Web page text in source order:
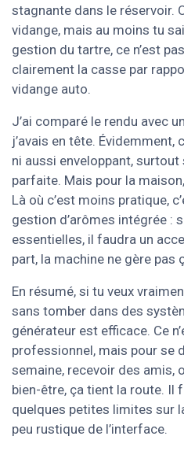
stagnante dans le réservoir.
vidange, mais au moins tu
gestion du tartre, ce n’est
clairement la casse par
vidange auto.
J’ai comparé le rendu avec
j’avais en tête. Évidemment,
ni aussi enveloppant, surtout
parfaite. Mais pour la
Là où c’est moins pratique,
gestion d’arômes intégrée :
essentielles, il faudra un
part, la machine ne gère pas
En résumé, si tu veux
sans tomber dans des
générateur est efficace. Ce
professionnel, mais pour se
semaine, recevoir des amis,
bien-être, ça tient la route. Il
quelques petites limites sur
peu rustique de l’interface.